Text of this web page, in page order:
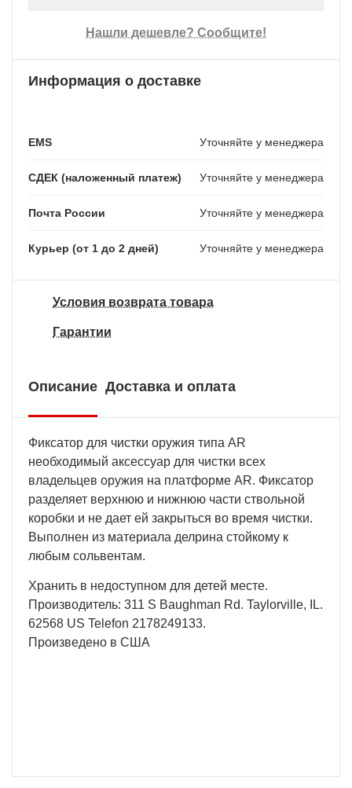
Нашли дешевле? Сообщите!
Информация о доставке
EMS Уточняйте у менеджера
СДЕК (наложенный платеж) Уточняйте у менеджера
Почта России Уточняйте у менеджера
Курьер (от 1 до 2 дней) Уточняйте у менеджера
Условия возврата товара
Гарантии
Описание Доставка и оплата
Фиксатор для чистки оружия типа AR
необходимый аксессуар для чистки всех
владельцев оружия на платформе AR. Фиксатор
разделяет верхнюю и нижнюю части ствольной
коробки и не дает ей закрыться во время чистки.
Выполнен из материала делрина стойкому к
любым сольвентам.
Хранить в недоступном для детей месте.
Производитель: 311 S Baughman Rd. Taylorville, IL.
62568 US Telefon 2178249133.
Произведено в США